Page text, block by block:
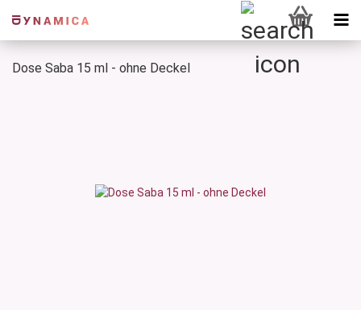
Dose Saba 15 ml - ohne Deckel